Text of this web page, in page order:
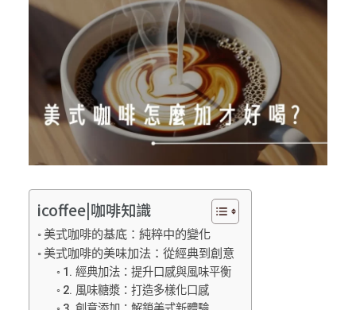
icoffee|咖啡知識
美式咖啡的基底：純粹中的變化
美式咖啡的美味加法：從經典到創意
1. 經典加法：提升口感與風味平衡
2. 風味糖漿：打造多樣化口感